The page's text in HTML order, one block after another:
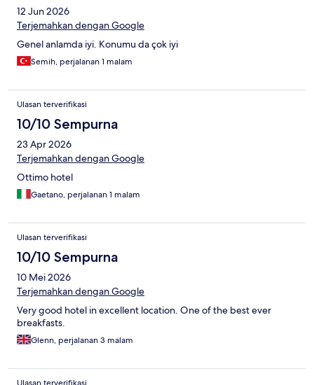
12 Jun 2026
Terjemahkan dengan Google
Genel anlamda iyi. Konumu da çok iyi
Semih, perjalanan 1 malam
Ulasan terverifikasi
10/10 Sempurna
23 Apr 2026
Terjemahkan dengan Google
Ottimo hotel
Gaetano, perjalanan 1 malam
Ulasan terverifikasi
10/10 Sempurna
10 Mei 2026
Terjemahkan dengan Google
Very good hotel in excellent location. One of the best ever
breakfasts.
Glenn, perjalanan 3 malam
Ulasan terverifikasi